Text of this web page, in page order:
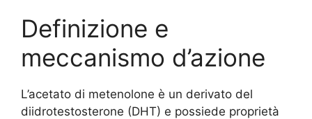
Definizione e
meccanismo d’azione
L’acetato di metenolone è un derivato del
diidrotestosterone (DHT) e possiede proprietà